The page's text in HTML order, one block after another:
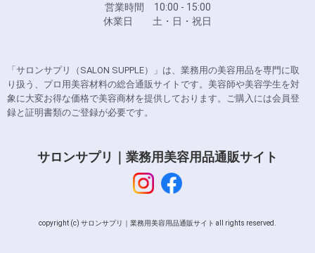
営業時間 10:00 - 15:00
休業日 土・日・祝日
「サロンサプリ（SALON SUPPLE）」は、業務用の美容用品を専門に取
り扱う、プロ用美容材料の総合通販サイトです。美容師や美容学生を対
象に大変お得な価格で美容商材を提供しております。ご購入には会員登
録と証明書類のご登録が必要です。
サロンサプリ｜業務用美容用品通販サイト
copyright (c) サロンサプリ｜業務用美容用品通販サイト all rights reserved.